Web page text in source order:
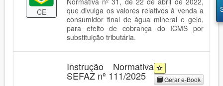
CE
que divulga os valores relativos à venda a
consumidor final de água mineral e gelo,
para efeito de cobrança do ICMS por
substituição tributária.
Instrução Normativa
SEFAZ nº 111/2025 Gerar e-Book